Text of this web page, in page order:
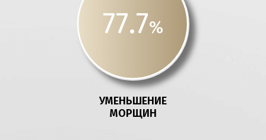
77.7%
УМЕНЬШЕНИЕ
МОРЩИН